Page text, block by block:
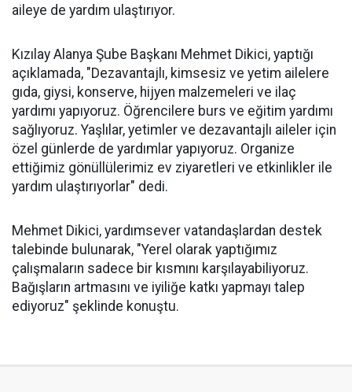
aileye de yardım ulaştırıyor.
Kızılay Alanya Şube Başkanı Mehmet Dikici, yaptığı
açıklamada, "Dezavantajlı, kimsesiz ve yetim ailelere
gıda, giysi, konserve, hijyen malzemeleri ve ilaç
yardımı yapıyoruz. Öğrencilere burs ve eğitim yardımı
sağlıyoruz. Yaşlılar, yetimler ve dezavantajlı aileler için
özel günlerde de yardımlar yapıyoruz. Organize
ettiğimiz gönüllülerimiz ev ziyaretleri ve etkinlikler ile
yardım ulaştırıyorlar" dedi.
Mehmet Dikici, yardımsever vatandaşlardan destek
talebinde bulunarak, "Yerel olarak yaptığımız
çalışmaların sadece bir kısmını karşılayabiliyoruz.
Bağışların artmasını ve iyiliğe katkı yapmayı talep
ediyoruz" şeklinde konuştu.